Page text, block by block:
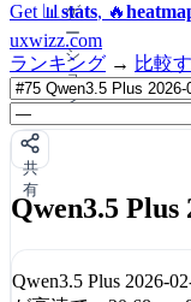
ゲ
ー
シ
ョ
ン
Get 📊 stats, 🔥
uxwizz.com
ランキング → 比較
共
有
Qwen3.5 Plus
Qwen3.5 Plus 2026-